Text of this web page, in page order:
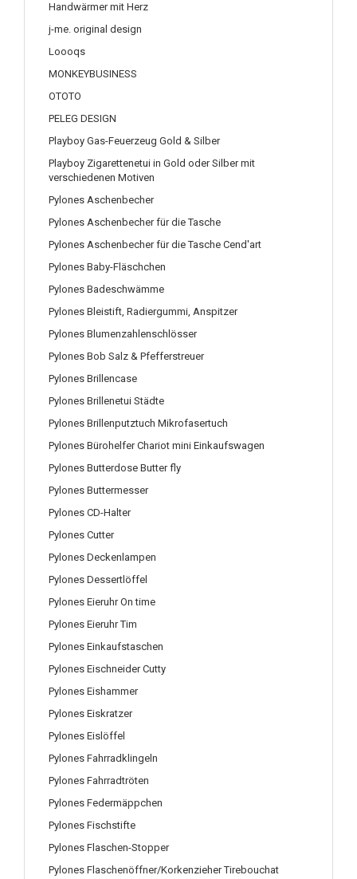
Handwärmer mit Herz
j-me. original design
Loooqs
MONKEYBUSINESS
OTOTO
PELEG DESIGN
Playboy Gas-Feuerzeug Gold & Silber
Playboy Zigarettenetui in Gold oder Silber mit
verschiedenen Motiven
Pylones Aschenbecher
Pylones Aschenbecher für die Tasche
Pylones Aschenbecher für die Tasche Cend'art
Pylones Baby-Fläschchen
Pylones Badeschwämme
Pylones Bleistift, Radiergummi, Anspitzer
Pylones Blumenzahlenschlösser
Pylones Bob Salz & Pfefferstreuer
Pylones Brillencase
Pylones Brillenetui Städte
Pylones Brillenputztuch Mikrofasertuch
Pylones Bürohelfer Chariot mini Einkaufswagen
Pylones Butterdose Butter fly
Pylones Buttermesser
Pylones CD-Halter
Pylones Cutter
Pylones Deckenlampen
Pylones Dessertlöffel
Pylones Eieruhr On time
Pylones Eieruhr Tim
Pylones Einkaufstaschen
Pylones Eischneider Cutty
Pylones Eishammer
Pylones Eiskratzer
Pylones Eislöffel
Pylones Fahrradklingeln
Pylones Fahrradtröten
Pylones Federmäppchen
Pylones Fischstifte
Pylones Flaschen-Stopper
Pylones Flaschenöffner/Korkenzieher Tirebouchat